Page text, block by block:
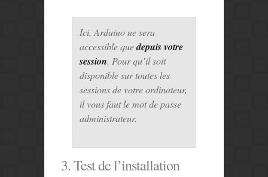
Ici, Arduino ne sera
accessible quedepuis votre
session. Pour qu’il soit
disponible sur toutes les
sessions de votre ordinateur,
il vous faut le mot de passe
administrateur.
3. Test de l’installation